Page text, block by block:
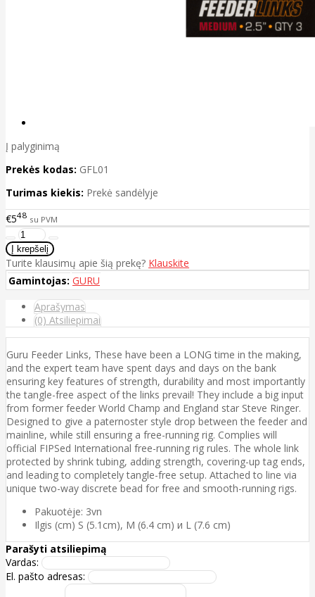
Į palyginimą
Prekės kodas: GFL01
Turimas kiekis: Prekė sandėlyje
€548 su PVM
Turite klausimų apie šią prekę? Klauskite
Gamintojas: GURU
Aprašymas
(0) Atsiliepimai
Guru Feeder Links, These have been a LONG time in the making,
and the expert team have spent days and days on the bank
ensuring key features of strength, durability and most importantly
the tangle-free aspect of the links prevail! They include a big input
from former feeder World Champ and England star Steve Ringer.
Designed to give a paternoster style drop between the feeder and
mainline, while still ensuring a free-running rig. Complies will
official FIPSed International free-running rig rules. The whole link
protected by shrink tubing, adding strength, covering-up tag ends,
and leading to completely tangle-free setup. Attached to line via
unique two-way discrete bead for free and smooth-running rigs.
Pakuotėje: 3vn
Ilgis (cm) S (5.1cm), M (6.4 cm) и L (7.6 cm)
Parašyti atsiliepimą
Vardas:
El. pašto adresas: